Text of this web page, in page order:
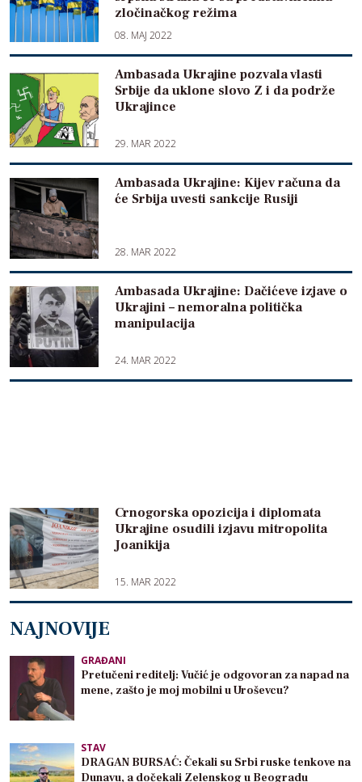
zločinačkog režima
08. MAJ 2022
Ambasada Ukrajine pozvala vlasti
Srbije da uklone slovo Z i da podrže
Ukrajince
29. MAR 2022
Ambasada Ukrajine: Kijev računa da
će Srbija uvesti sankcije Rusiji
28. MAR 2022
Ambasada Ukrajine: Dačićeve izjave o
Ukrajini – nemoralna politička
manipulacija
24. MAR 2022
Crnogorska opozicija i diplomata
Ukrajine osudili izjavu mitropolita
Joanikija
15. MAR 2022
NAJNOVIJE
GRAĐANI
Pretučeni reditelj: Vučić je odgovoran za napad na
mene, zašto je moj mobilni u Uroševcu?
STAV
DRAGAN BURSAĆ: Čekali su Srbi ruske tenkove na
Dunavu, a dočekali Zelenskog u Beogradu